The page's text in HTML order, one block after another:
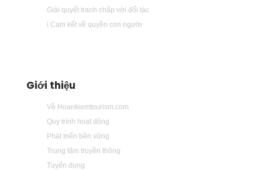
Giải quyết tranh chấp với đối tác
i Cam kết về quyền con người
Giới thiệu
Về Hoankiemtourism.com
Quy trình hoạt động
Phát triển bền vững
Trung tâm truyền thông
Tuyển dụng